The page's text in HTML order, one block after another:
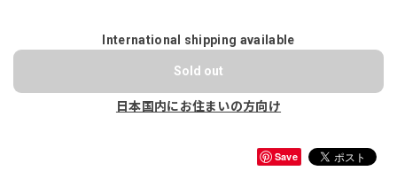
International shipping available
Sold out
日本国内にお住まいの方向け
Save